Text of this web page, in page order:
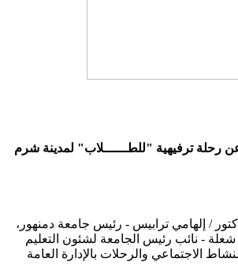
رحلة ترفيهية "للطــــــلاب" لمدينة شرم
/ إلهامي ترابيس - رئيس جامعة دمنهور،
شعلة - نائب رئيس الجامعة لشئون التعليم
الاجتماعي والرحلات بالإدارة العامة